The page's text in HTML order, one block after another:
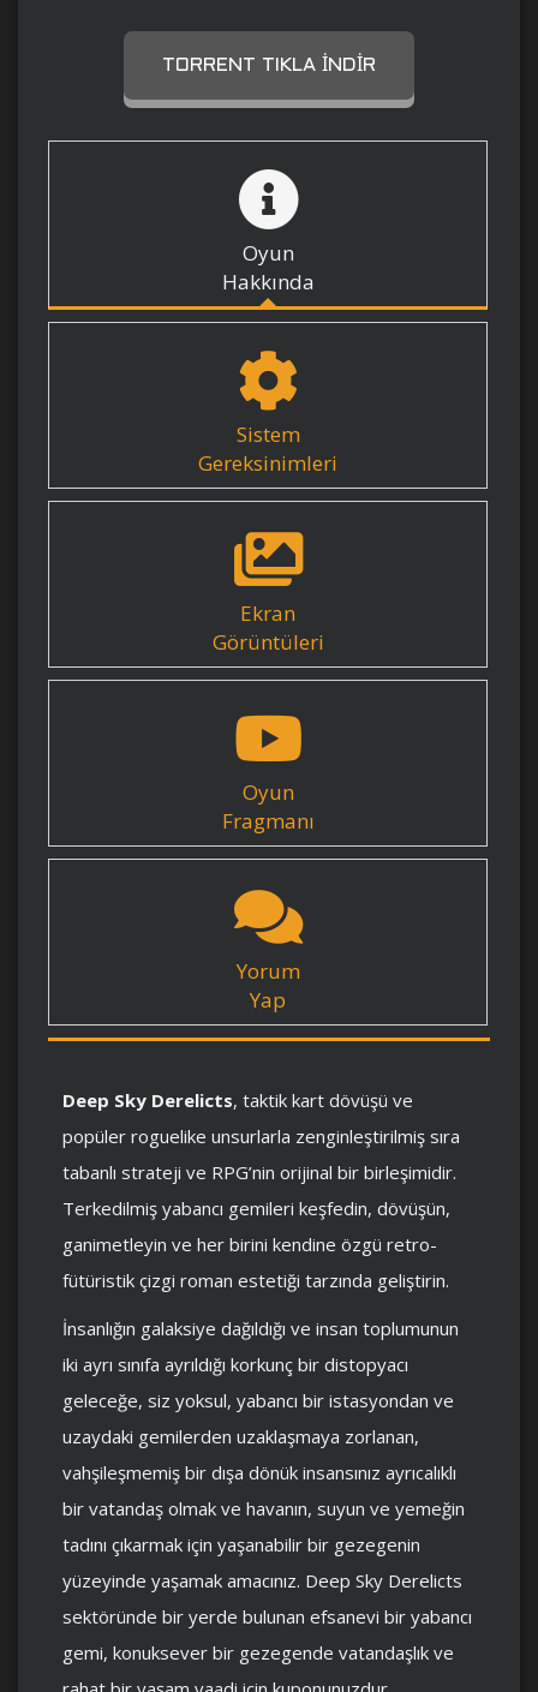
TORRENT TIKLA İNDIR
Oyun
Hakkında
Sistem
Gereksinimleri
Ekran
Görüntüleri
Oyun
Fragmanı
Yorum
Yap
Deep Sky Derelicts, taktik kart dövüşü ve
popüler roguelike unsurlarla zenginleştirilmiş sıra
tabanlı strateji ve RPG’nin orijinal bir birleşimidir.
Terkedilmiş yabancı gemileri keşfedin, dövüşün,
ganimetleyin ve her birini kendine özgü retro-
fütüristik çizgi roman estetiği tarzında geliştirin.
İnsanlığın galaksiye dağıldığı ve insan toplumunun
iki ayrı sınıfa ayrıldığı korkunç bir distopyacı
geleceğe, siz yoksul, yabancı bir istasyondan ve
uzaydaki gemilerden uzaklaşmaya zorlanan,
vahşileşmemiş bir dışa dönük insansınız ayrıcalıklı
bir vatandaş olmak ve havanın, suyun ve yemeğin
tadını çıkarmak için yaşanabilir bir gezegenin
yüzeyinde yaşamak amacınız. Deep Sky Derelicts
sektöründe bir yerde bulunan efsanevi bir yabancı
gemi, konuksever bir gezegende vatandaşlık ve